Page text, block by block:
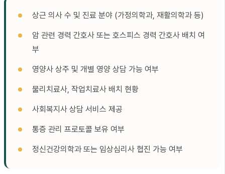
상근 의사 수 및 진료 분야 (가정의학과, 재활의학과 등)
암 관련 경력 간호사 또는 호스피스 경력 간호사 배치 여
부
영양사 상주 및 개별 영양 상담 가능 여부
물리치료사, 작업치료사 배치 현황
사회복지사 상담 서비스 제공
통증 관리 프로토콜 보유 여부
정신건강의학과 또는 임상심리사 협진 가능 여부